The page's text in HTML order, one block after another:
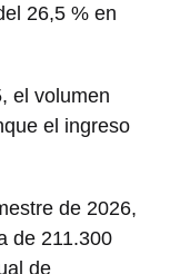
26,5 % en
el volumen
el ingreso
de 2026,
de 211.300
de